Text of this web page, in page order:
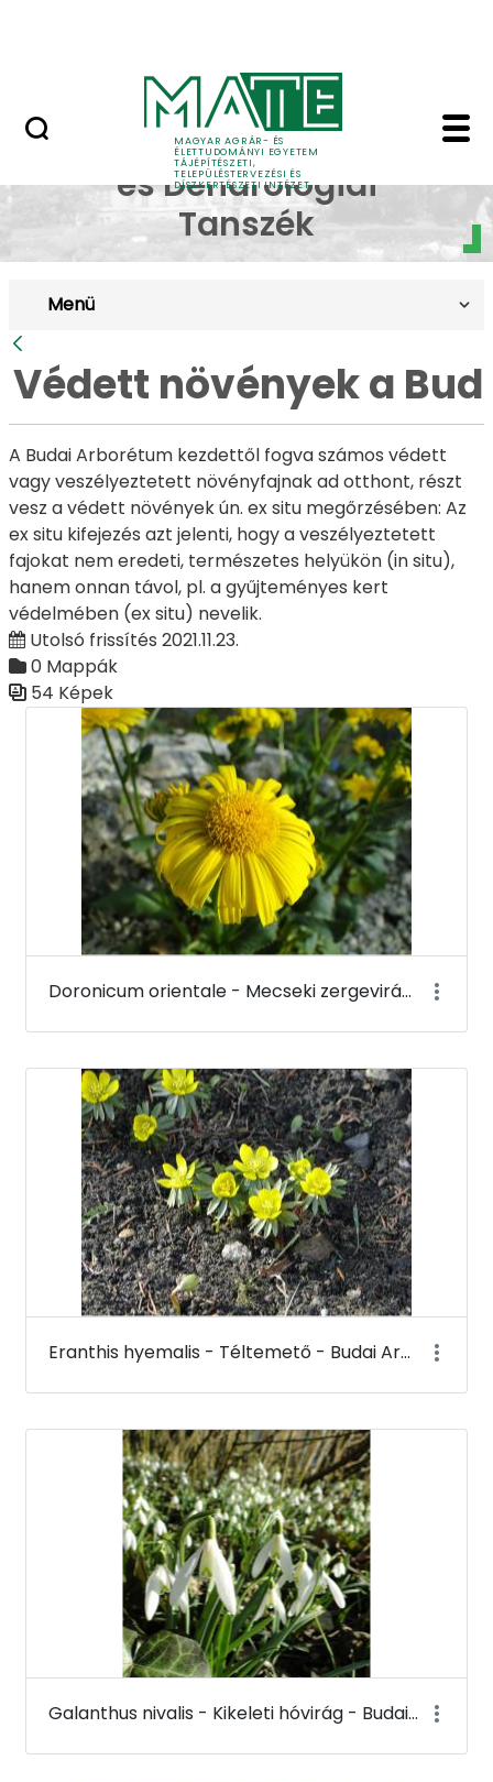
MAGYAR AGRÁR- ÉS
ÉLETTUDOMÁNYI EGYETEM
TÁJÉPÍTÉSZETI,
TELEPÜLÉSTERVEZÉSI ÉS
DÍSZKERTÉSZETI INTÉZET
Védett növények a
Dísznövénytermesztési
és Dendrológiai
Tanszék
Menü
Vissza
Védett növények a
A Budai Arborétum kezdettől fogva számos védett
vagy veszélyeztetett növényfajnak ad otthont, részt
vesz a védett növények ún. ex situ megőrzésében: Az
ex situ kifejezés azt jelenti, hogy a veszélyeztetett
fajokat nem eredeti, természetes helyükön (in situ),
hanem onnan távol, pl. a gyűjteményes kert
védelmében (ex situ) nevelik.
Utolsó frissítés 2021.11.23.
0 Mappák
54 Képek
Médiatár
Doronicum orientale - Mecseki zergevirág - Budai Arborétum
Eranthis hyemalis - Téltemető - Budai Arborétum
Galanthus nivalis - Kikeleti hóvirág - Budai Arborétum